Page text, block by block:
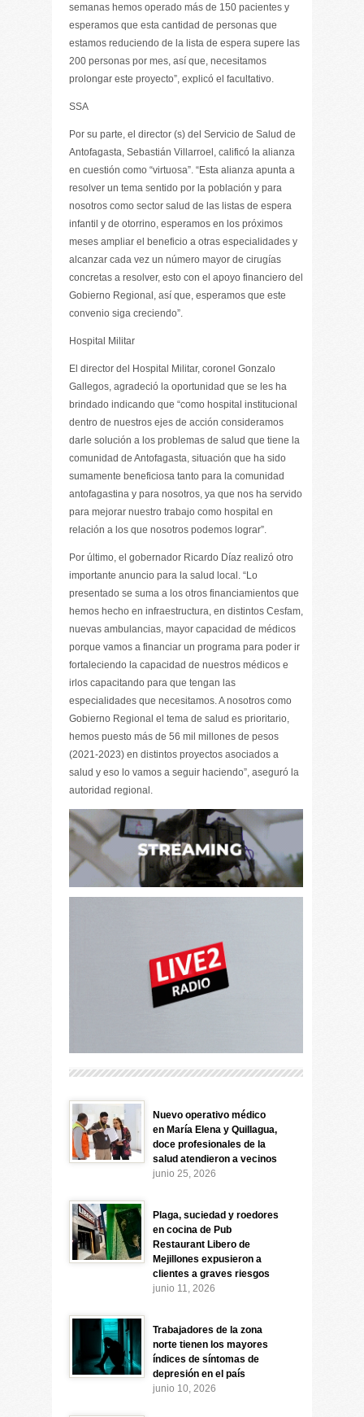
semanas hemos operado más de 150 pacientes y
esperamos que esta cantidad de personas que
estamos reduciendo de la lista de espera supere las
200 personas por mes, así que, necesitamos
prolongar este proyecto”, explicó el facultativo.
SSA
Por su parte, el director (s) del Servicio de Salud de
Antofagasta, Sebastián Villarroel, calificó la alianza
en cuestión como “virtuosa”. “Esta alianza apunta a
resolver un tema sentido por la población y para
nosotros como sector salud de las listas de espera
infantil y de otorrino, esperamos en los próximos
meses ampliar el beneficio a otras especialidades y
alcanzar cada vez un número mayor de cirugías
concretas a resolver, esto con el apoyo financiero del
Gobierno Regional, así que, esperamos que este
convenio siga creciendo”.
Hospital Militar
El director del Hospital Militar, coronel Gonzalo
Gallegos, agradeció la oportunidad que se les ha
brindado indicando que “como hospital institucional
dentro de nuestros ejes de acción consideramos
darle solución a los problemas de salud que tiene la
comunidad de Antofagasta, situación que ha sido
sumamente beneficiosa tanto para la comunidad
antofagastina y para nosotros, ya que nos ha servido
para mejorar nuestro trabajo como hospital en
relación a los que nosotros podemos lograr”.
Por último, el gobernador Ricardo Díaz realizó otro
importante anuncio para la salud local. “Lo
presentado se suma a los otros financiamientos que
hemos hecho en infraestructura, en distintos Cesfam,
nuevas ambulancias, mayor capacidad de médicos
porque vamos a financiar un programa para poder ir
fortaleciendo la capacidad de nuestros médicos e
irlos capacitando para que tengan las
especialidades que necesitamos. A nosotros como
Gobierno Regional el tema de salud es prioritario,
hemos puesto más de 56 mil millones de pesos
(2021-2023) en distintos proyectos asociados a
salud y eso lo vamos a seguir haciendo”, aseguró la
autoridad regional.
Nuevo operativo médico
en María Elena y Quillagua,
doce profesionales de la
salud atendieron a vecinos
junio 25, 2026
Plaga, suciedad y roedores
en cocina de Pub
Restaurant Libero de
Mejillones expusieron a
clientes a graves riesgos
junio 11, 2026
Trabajadores de la zona
norte tienen los mayores
índices de síntomas de
depresión en el país
junio 10, 2026